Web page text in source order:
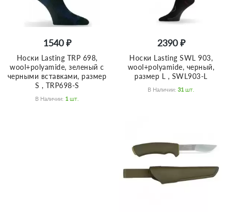
1540 ₽
Носки Lasting TRP 698,
wool+polyamide, зеленый с
черными вставками, размер
S , TRP698-S
В Наличии: 1 Шт.
2390 ₽
Носки Lasting SWL 903,
wool+polyamide, черный,
размер L , SWL903-L
В Наличии: 31 Шт.